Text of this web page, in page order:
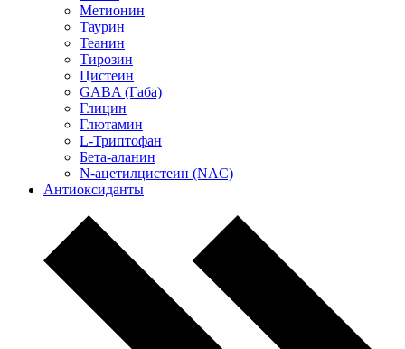
Метионин
Таурин
Теанин
Тирозин
Цистеин
GABA (Габа)
Глицин
Глютамин
L-Триптофан
Бета-аланин
N-ацетилцистеин (NAC)
Антиоксиданты